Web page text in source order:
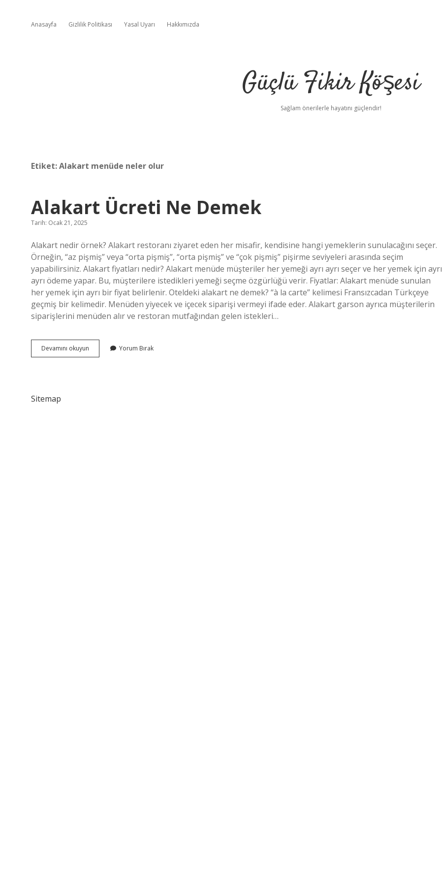
Anasayfa Gizlilik Politikası Yasal Uyarı Hakkımızda
Güçlü Fikir Köşesi
Sağlam önerilerle hayatını güçlendir!
Etiket:Alakart menüde neler olur
Alakart Ücreti Ne Demek
Tarih: Ocak 21, 2025
Alakart nedir örnek? Alakart restoranı ziyaret eden her misafir, kendisine hangi yemeklerin sunulacağını seçer.
Örneğin, “az pişmiş” veya “orta pişmiş”, “orta pişmiş” ve “çok pişmiş” pişirme seviyeleri arasında seçim
yapabilirsiniz. Alakart fiyatları nedir? Alakart menüde müşteriler her yemeği ayrı ayrı seçer ve her yemek için ayrı
ayrı ödeme yapar. Bu, müşterilere istedikleri yemeği seçme özgürlüğü verir. Fiyatlar: Alakart menüde sunulan
her yemek için ayrı bir fiyat belirlenir. Oteldeki alakart ne demek? “à la carte” kelimesi Fransızcadan Türkçeye
geçmiş bir kelimedir. Menüden yiyecek ve içecek siparişi vermeyi ifade eder. Alakart garson ayrıca müşterilerin
siparişlerini menüden alır ve restoran mutfağından gelen istekleri…
Devamını okuyun
Ücreti
Yorum Bırak
Sitemap